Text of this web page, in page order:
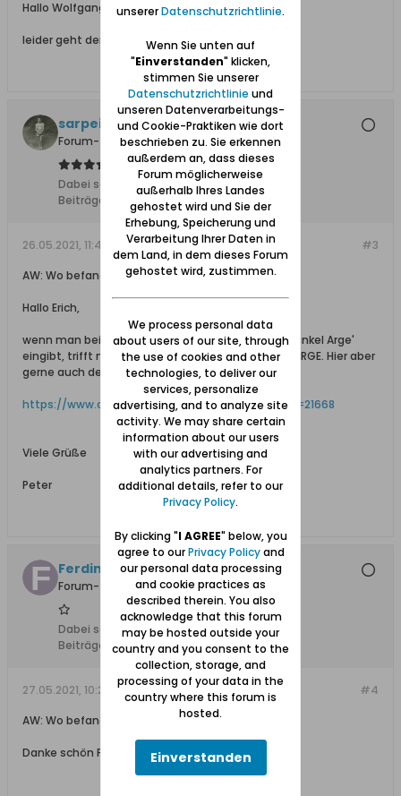
Hallo Wolfgang,
leider geht der Link nicht mehr.
sarpei
Forum-Teilnehmer
Dabei seit:
17.12.2013
Beiträge:
#3
26.05.2021, 11:44
AW: Wo befand sich die Post in Bodenwinkel?
Hallo Erich,
wenn man bei google die Begriffe 'Post in Bodenwinkel Arge'
eingibt, trifft man sehr schnell auf die Seiten der ARGE. Hier aber
gerne auch der direkte Link:
https://www.danzig.org/en/wp-gallery...y-img-id=21668
Viele Grüße
Peter
Ferdinand
Forum-Teilnehmer
Dabei seit:
25.11.2017
Beiträge:
5
#4
27.05.2021, 10:21
AW: Wo befand sich die Post in Bodenwinkel?
Danke schön Peter!
unsererDatenschutzrichtlinie.
Wenn Sie unten auf
"Einverstanden" klicken,
stimmen Sie unserer
Datenschutzrichtlinie und
unseren Datenverarbeitungs-
und Cookie-Praktiken wie dort
beschrieben zu. Sie erkennen
außerdem an, dass dieses
Forum möglicherweise
außerhalb Ihres Landes
gehostet wird und Sie der
Erhebung, Speicherung und
Verarbeitung Ihrer Daten in
dem Land, in dem dieses Forum
gehostet wird, zustimmen.
We process personal data
about users of our site, through
the use of cookies and other
technologies, to deliver our
services, personalize
advertising, and to analyze site
activity. We may share certain
information about our users
with our advertising and
analytics partners. For
additional details, refer to our
Privacy Policy.
By clicking "I AGREE" below, you
agree to ourPrivacy Policyand
our personal data processing
and cookie practices as
described therein. You also
acknowledge that this forum
may be hosted outside your
country and you consent to the
collection, storage, and
processing of your data in the
country where this forum is
hosted.
Einverstanden